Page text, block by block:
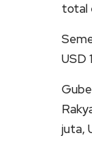
total
USD
juta,